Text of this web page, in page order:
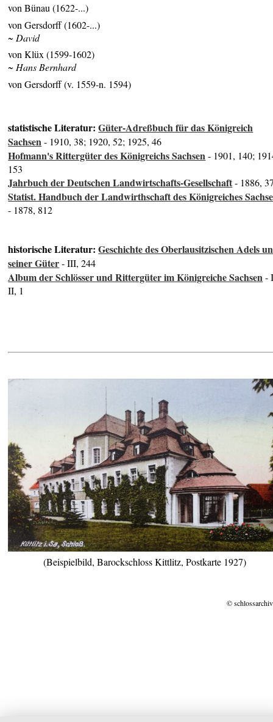
von Bünau (1622-...)
von Gersdorff (1602-...)
~ David
von Klüx (1599-1602)
~ Hans Bernhard
von Gersdorff (v. 1559-n. 1594)
statistische Literatur:Güter-Adreßbuch für das Königreich
Sachsen- 1910, 38; 1920, 52; 1925, 46
Hofmann's Rittergüter des Königreichs Sachsen- 1901, 140;
153
Jahrbuch der Deutschen Landwirtschafts-Gesellschaft- 1886,
Statist. Handbuch der Landwirthschaft des Königreiches
- 1878, 812
historische Literatur:Geschichte des Oberlausitzischen Adels
seiner Güter- III, 244
Album der Schlösser und Rittergüter im Königreiche Sachsen-
II, 1
(Beispielbild, Barockschloss Kittlitz, Postkarte 1927)
©